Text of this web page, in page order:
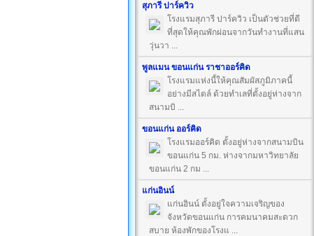
สุภารี ปาร์ควิว
โรงแรมสุภารี ปาร์ควิว เป็นตัวช่วยที่ดี
ที่สุดให้คุณพักผ่อนจากวันทำงานที่แสน
วุ่นวา ...
พูลแมน ขอนแก่น ราชาออร์คิด
โรงแรมแห่งนี้ให้คุณสัมผัสภูมิภาคนี้
อย่างมีสไตล์ ด้วยทำเลที่ตั้งอยู่ห่างจาก
สนามบิ ...
ขอนแก่น ออร์คิด
โรงแรมออร์คิด ตั้งอยู่ห่างจากสนามบิน
ขอนแก่น 5 กม. ห่างจากมหาวิทยาลัย
ขอนแก่น 2 กม ...
แก่นอินน์
แก่นอินน์ ตั้งอยู่ใจความเจริญของ
จังหวัดขอนแก่น การคมนาคมสะดวก
สบาย ห้องพักของโรงแ ...